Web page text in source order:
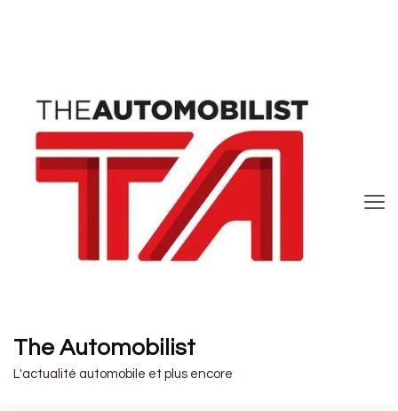
The Automobilist
L'actualité automobile et plus encore